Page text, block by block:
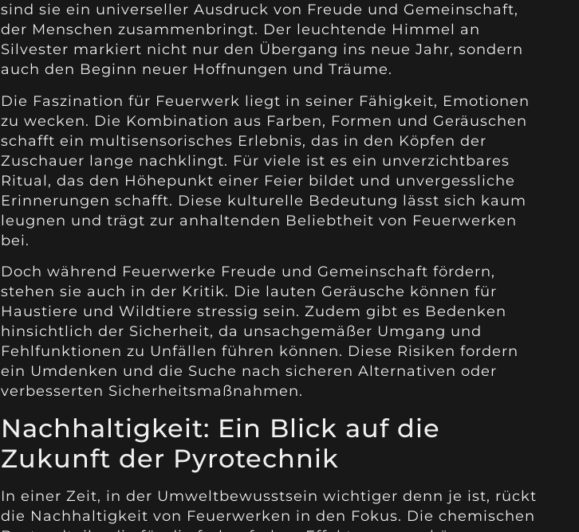
sind sie ein universeller Ausdruck von Freude und Gemeinschaft,
der Menschen zusammenbringt. Der leuchtende Himmel an
Silvester markiert nicht nur den Übergang ins neue Jahr, sondern
auch den Beginn neuer Hoffnungen und Träume.
Die Faszination für Feuerwerk liegt in seiner Fähigkeit, Emotionen
zu wecken. Die Kombination aus Farben, Formen und Geräuschen
schafft ein multisensorisches Erlebnis, das in den Köpfen der
Zuschauer lange nachklingt. Für viele ist es ein unverzichtbares
Ritual, das den Höhepunkt einer Feier bildet und unvergessliche
Erinnerungen schafft. Diese kulturelle Bedeutung lässt sich kaum
leugnen und trägt zur anhaltenden Beliebtheit von Feuerwerken
bei.
Doch während Feuerwerke Freude und Gemeinschaft fördern,
stehen sie auch in der Kritik. Die lauten Geräusche können für
Haustiere und Wildtiere stressig sein. Zudem gibt es Bedenken
hinsichtlich der Sicherheit, da unsachgemäßer Umgang und
Fehlfunktionen zu Unfällen führen können. Diese Risiken fordern
ein Umdenken und die Suche nach sicheren Alternativen oder
verbesserten Sicherheitsmaßnahmen.
Nachhaltigkeit: Ein Blick auf die
Zukunft der Pyrotechnik
In einer Zeit, in der Umweltbewusstsein wichtiger denn je ist, rückt
die Nachhaltigkeit von Feuerwerken in den Fokus. Die chemischen